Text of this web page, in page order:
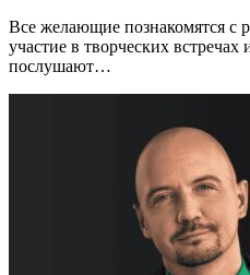
Все желающие познакомятся с
участие в творческих встречах
послушают…